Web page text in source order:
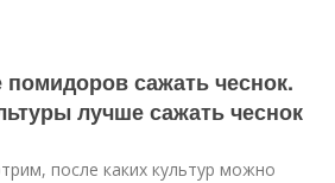
сажать чеснок.
лучше сажать чеснок
после каких культур можно